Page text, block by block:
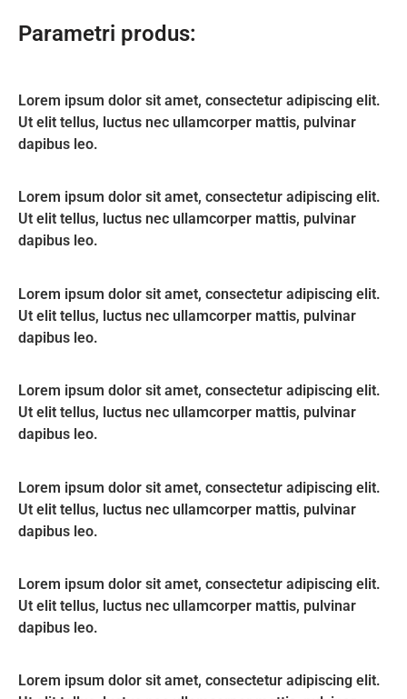
Parametri produs:
Lorem ipsum dolor sit amet, consectetur adipiscing elit.
Ut elit tellus, luctus nec ullamcorper mattis, pulvinar
dapibus leo.
Lorem ipsum dolor sit amet, consectetur adipiscing elit.
Ut elit tellus, luctus nec ullamcorper mattis, pulvinar
dapibus leo.
Lorem ipsum dolor sit amet, consectetur adipiscing elit.
Ut elit tellus, luctus nec ullamcorper mattis, pulvinar
dapibus leo.
Lorem ipsum dolor sit amet, consectetur adipiscing elit.
Ut elit tellus, luctus nec ullamcorper mattis, pulvinar
dapibus leo.
Lorem ipsum dolor sit amet, consectetur adipiscing elit.
Ut elit tellus, luctus nec ullamcorper mattis, pulvinar
dapibus leo.
Lorem ipsum dolor sit amet, consectetur adipiscing elit.
Ut elit tellus, luctus nec ullamcorper mattis, pulvinar
dapibus leo.
Lorem ipsum dolor sit amet, consectetur adipiscing elit.